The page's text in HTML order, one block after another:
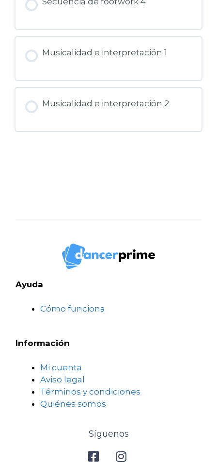
Musicalidad e interpretación 1
Musicalidad e interpretación 2
Ayuda
Cómo funciona
Información
Mi cuenta
Aviso legal
Términos y condiciones
Quiénes somos
Síguenos